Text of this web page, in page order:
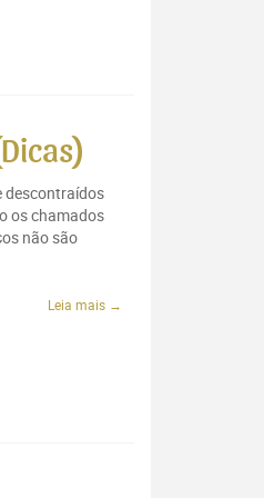
descontraídos
os chamados
não são
Leia mais →